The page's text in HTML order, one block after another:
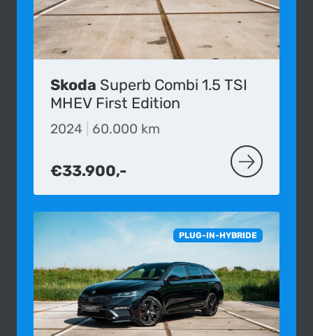
Skoda Superb Combi 1.5 TSI
MHEV First Edition
2024 60.000 km
€33.900,- MEER OVER
PLUG-IN-HYBRIDE